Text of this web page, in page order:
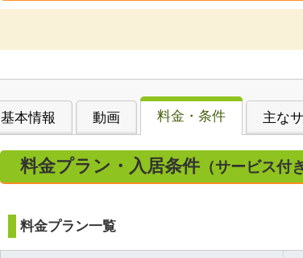
基本情報 動画 料金・条件 主な
料金プラン・入居条件 （サービス
料金プラン一覧